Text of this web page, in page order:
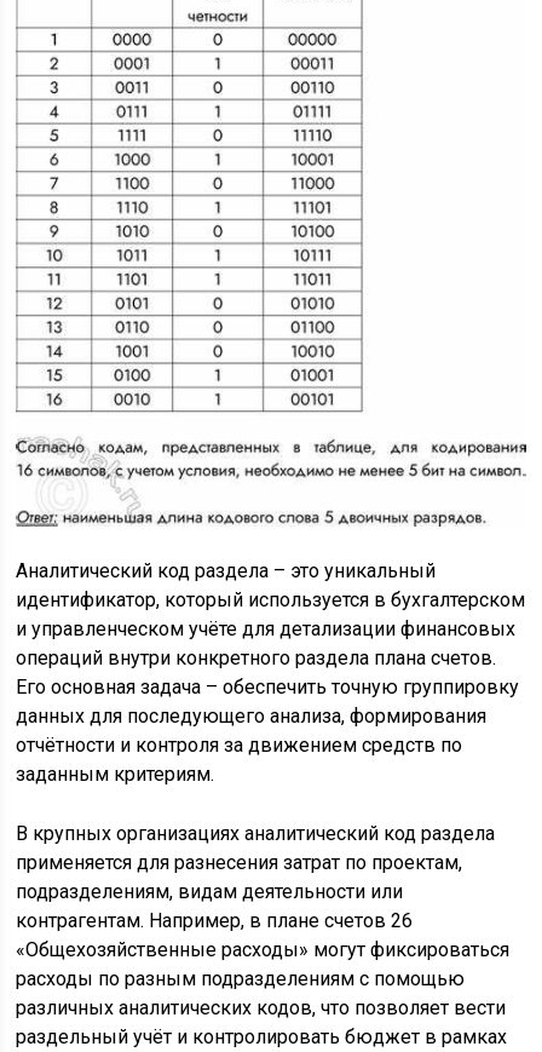
Аналитический код раздела – это уникальный
идентификатор, который используется в бухгалтерском
и управленческом учёте для детализации финансовых
операций внутри конкретного раздела плана счетов.
Его основная задача – обеспечить точную группировку
данных для последующего анализа, формирования
отчётности и контроля за движением средств по
заданным критериям.
В крупных организациях аналитический код раздела
применяется для разнесения затрат по проектам,
подразделениям, видам деятельности или
контрагентам. Например, в плане счетов 26
«Общехозяйственные расходы» могут фиксироваться
расходы по разным подразделениям с помощью
различных аналитических кодов, что позволяет вести
раздельный учёт и контролировать бюджет в рамках